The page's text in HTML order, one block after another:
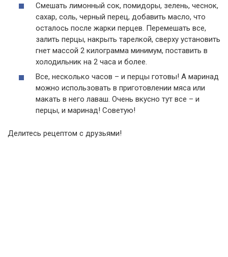
Смешать лимонный сок, помидоры, зелень, чеснок,
сахар, соль, черный перец, добавить масло, что
осталось после жарки перцев. Перемешать все,
залить перцы, накрыть тарелкой, сверху установить
гнет массой 2 килограмма минимум, поставить в
холодильник на 2 часа и более.
Все, несколько часов – и перцы готовы! А маринад
можно использовать в приготовлении мяса или
макать в него лаваш. Очень вкусно тут все – и
перцы, и маринад! Советую!
Делитесь рецептом с друзьями!